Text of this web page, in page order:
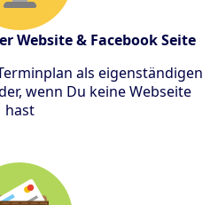
Website & Facebook Seite
als eigenständigen
wenn Du keine Webseite
hast